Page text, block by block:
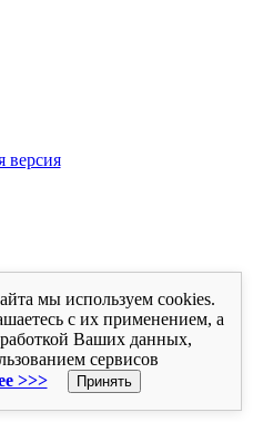
мы используем cookies.
с их применением, а
Ваших данных,
сервисов
>>> Принять
версия